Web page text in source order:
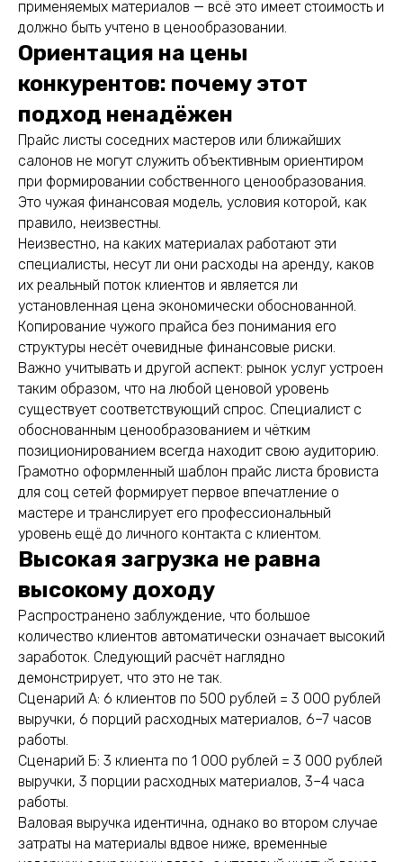
применяемых материалов — всё это имеет стоимость и
должно быть учтено в ценообразовании.
Ориентация на цены
конкурентов: почему этот
подход ненадёжен
Прайс листы соседних мастеров или ближайших
салонов не могут служить объективным ориентиром
при формировании собственного ценообразования.
Это чужая финансовая модель, условия которой, как
правило, неизвестны.
Неизвестно, на каких материалах работают эти
специалисты, несут ли они расходы на аренду, каков
их реальный поток клиентов и является ли
установленная цена экономически обоснованной.
Копирование чужого прайса без понимания его
структуры несёт очевидные финансовые риски.
Важно учитывать и другой аспект: рынок услуг устроен
таким образом, что на любой ценовой уровень
существует соответствующий спрос. Специалист с
обоснованным ценообразованием и чётким
позиционированием всегда находит свою аудиторию.
Грамотно оформленный шаблон прайс листа бровиста
для соц сетей формирует первое впечатление о
мастере и транслирует его профессиональный
уровень ещё до личного контакта с клиентом.
Высокая загрузка не равна
высокому доходу
Распространено заблуждение, что большое
количество клиентов автоматически означает высокий
заработок. Следующий расчёт наглядно
демонстрирует, что это не так.
Сценарий А: 6 клиентов по 500 рублей = 3 000 рублей
выручки, 6 порций расходных материалов, 6–7 часов
работы.
Сценарий Б: 3 клиента по 1 000 рублей = 3 000 рублей
выручки, 3 порции расходных материалов, 3–4 часа
работы.
Валовая выручка идентична, однако во втором случае
затраты на материалы вдвое ниже, временные